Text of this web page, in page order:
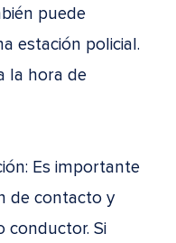
puede
estación policial.
la hora de
Es importante
de contacto y
Si